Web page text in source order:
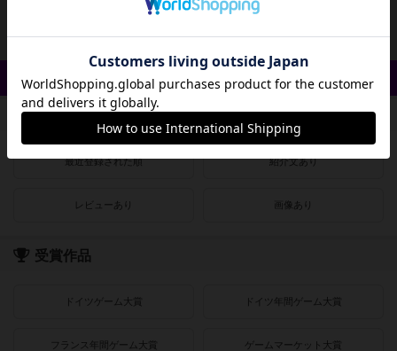
1 0
クイック検索
登録状況
最近登録された順 紹介文あり
レビューあり 画像あり
受賞作品
ドイツゲーム大賞 ドイツ年間ゲーム大賞
フランス年間ゲーム大賞 ゲームマーケット大賞